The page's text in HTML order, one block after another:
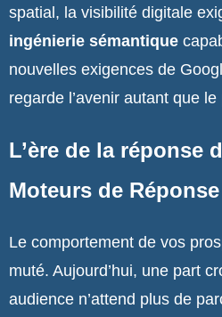
spatial, la visibilité digitale
ingénierie sémantique
nouvelles exigences de
regarde l’avenir autant que le
L’ère de la réponse
Moteurs de Réponse
Le comportement de vos
muté. Aujourd’hui, une part
audience n’attend plus de